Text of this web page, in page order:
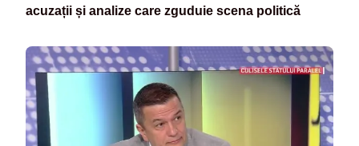
acuzații și analize care zguduie scena politică